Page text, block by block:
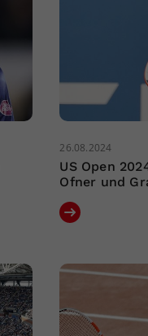
26.08.2024
US Open
Ofner und